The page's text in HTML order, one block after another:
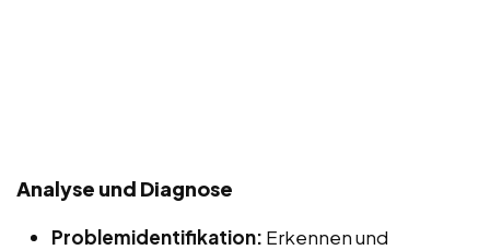
Analyse und Diagnose
Problemidentifikation: Erkennen und